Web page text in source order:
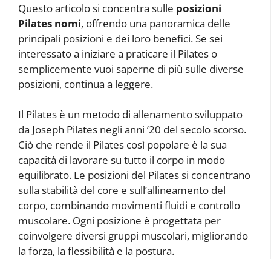
Questo articolo si concentra sulle posizioni
Pilates nomi, offrendo una panoramica delle
principali posizioni e dei loro benefici. Se sei
interessato a iniziare a praticare il Pilates o
semplicemente vuoi saperne di più sulle diverse
posizioni, continua a leggere.
Il Pilates è un metodo di allenamento sviluppato
da Joseph Pilates negli anni ’20 del secolo scorso.
Ciò che rende il Pilates così popolare è la sua
capacità di lavorare su tutto il corpo in modo
equilibrato. Le posizioni del Pilates si concentrano
sulla stabilità del core e sull’allineamento del
corpo, combinando movimenti fluidi e controllo
muscolare. Ogni posizione è progettata per
coinvolgere diversi gruppi muscolari, migliorando
la forza, la flessibilità e la postura.